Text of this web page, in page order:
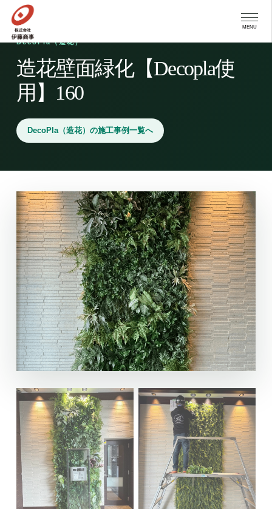
MENU
DecoPla（造花）
造花壁面緑化【Decopla使
用】160
DecoPla（造花）の施工事例一覧へ